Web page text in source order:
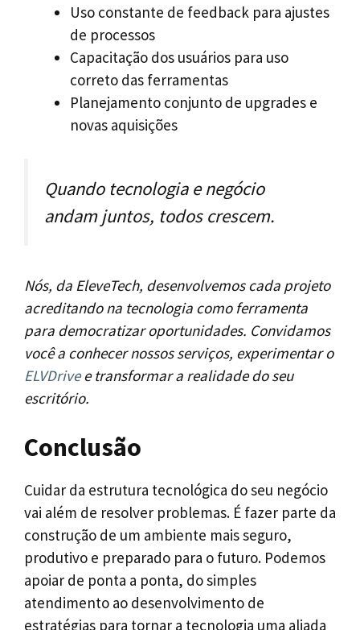
Uso constante de feedback para ajustes
de processos
Capacitação dos usuários para uso
correto das ferramentas
Planejamento conjunto de upgrades e
novas aquisições
Quando tecnologia e negócio
andam juntos, todos crescem.
Nós, da EleveTech, desenvolvemos cada projeto
acreditando na tecnologia como ferramenta
para democratizar oportunidades. Convidamos
você a conhecer nossos serviços, experimentar o
ELVDrivee transformar a realidade do seu
escritório.
Conclusão
Cuidar da estrutura tecnológica do seu negócio
vai além de resolver problemas. É fazer parte da
construção de um ambiente mais seguro,
produtivo e preparado para o futuro. Podemos
apoiar de ponta a ponta, do simples
atendimento ao desenvolvimento de
estratégias para tornar a tecnologia uma aliada